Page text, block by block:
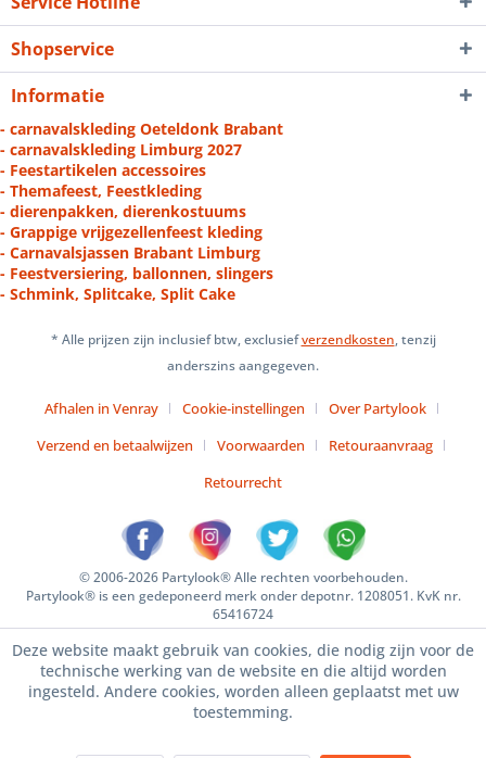
Shopservice
Informatie
- carnavalskleding Oeteldonk Brabant
- carnavalskleding Limburg 2027
- Feestartikelen accessoires
- Themafeest, Feestkleding
- dierenpakken, dierenkostuums
- Grappige vrijgezellenfeest kleding
- Carnavalsjassen Brabant Limburg
- Feestversiering, ballonnen, slingers
- Schmink, Splitcake, Split Cake
* Alle prijzen zijn inclusief btw, exclusiefverzendkosten, tenzij
anderszins aangegeven.
Afhalen in Venray Cookie-instellingen
Over Partylook
Verzend en betaalwijzen
Voorwaarden
Retouraanvraag
Retourrecht
© 2006-2026 Partylook® Alle rechten voorbehouden.
Partylook® is een gedeponeerd merk onder depotnr. 1208051. KvK nr.
65416724
Deze website maakt gebruik van cookies, die nodig zijn voor de
technische werking van de website en die altijd worden
ingesteld. Andere cookies, worden alleen geplaatst met uw
toestemming.